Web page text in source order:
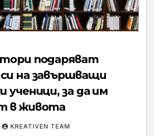
подаряват
на завършващи
ученици, за да им
в живота
KREATIVEN TEAM